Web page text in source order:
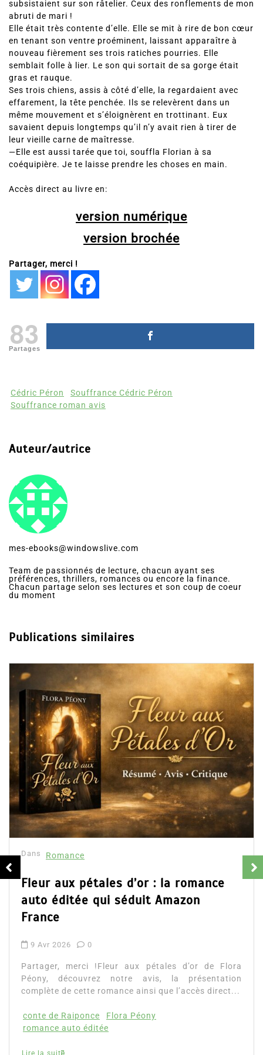
subsistaient sur son râtelier. Ceux des ronflements de mon
abruti de mari !
Elle était très contente d’elle. Elle se mit à rire de bon cœur
en tenant son ventre proéminent, laissant apparaître à
nouveau fièrement ses trois ratiches pourries. Elle
semblait folle à lier. Le son qui sortait de sa gorge était
gras et rauque.
Ses trois chiens, assis à côté d’elle, la regardaient avec
effarement, la tête penchée. Ils se relevèrent dans un
même mouvement et s’éloignèrent en trottinant. Eux
savaient depuis longtemps qu’il n’y avait rien à tirer de
leur vieille carne de maîtresse.
—Elle est aussi tarée que toi, souffla Florian à sa
coéquipière. Je te laisse prendre les choses en main.
Accès direct au livre en:
version numérique
version brochée
Partager, merci !
83
Partages
Cédric Péron
Souffrance Cédric Péron
Souffrance roman avis
Auteur/autrice
mes-ebooks@windowslive.com
Team de passionnés de lecture, chacun ayant ses
préférences, thrillers, romances ou encore la finance.
Chacun partage selon ses lectures et son coup de coeur
du moment
Publications similaires
Dans Romance
Collector Dear You (Intégrale) –
résumé et avis
d’Emily Blaine. Voici le résumé du roman, les avis
ainsi que l’accès direct au livre. Partager,...
Lire la suite